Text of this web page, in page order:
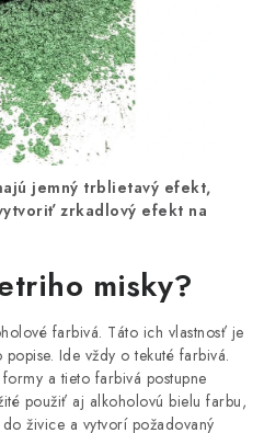
jemný trblietavý efekt,
zrkadlový efekt na
misky?
farbivá. Táto ich vlastnosť je
Ide vždy o tekuté farbivá.
a tieto farbivá postupne
použiť aj alkoholovú bielu farbu,
živice a vytvorí požadovaný